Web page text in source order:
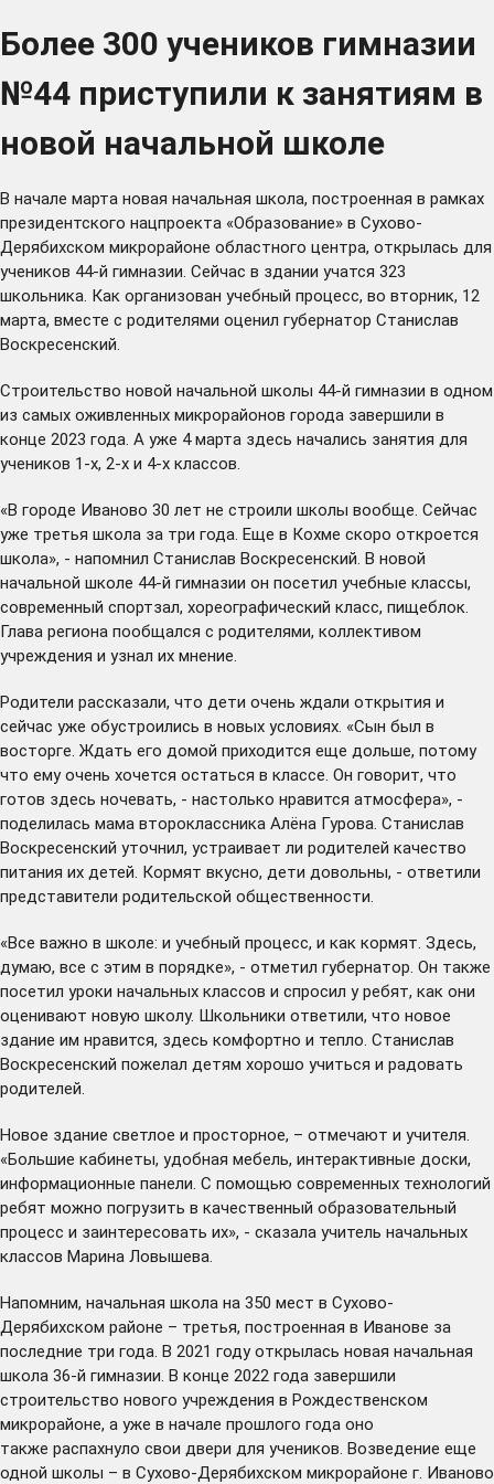
Более 300 учеников гимназии
№44 приступили к занятиям в
новой начальной школе
В начале марта новая начальная школа, построенная в рамках
президентского нацпроекта «Образование» в Сухово-
Дерябихском микрорайоне областного центра, открылась для
учеников 44-й гимназии. Сейчас в здании учатся 323
школьника. Как организован учебный процесс, во вторник, 12
марта, вместе с родителями оценил губернатор Станислав
Воскресенский.
Строительство новой начальной школы 44-й гимназии в одном
из самых оживленных микрорайонов города завершили в
конце 2023 года. А уже 4 марта здесь начались занятия для
учеников 1-х, 2-х и 4-х классов.
«В городе Иваново 30 лет не строили школы вообще. Сейчас
уже третья школа за три года. Еще в Кохме скоро откроется
школа», - напомнил Станислав Воскресенский. В новой
начальной школе 44-й гимназии он посетил учебные классы,
современный спортзал, хореографический класс, пищеблок.
Глава региона пообщался с родителями, коллективом
учреждения и узнал их мнение.
Родители рассказали, что дети очень ждали открытия и
сейчас уже обустроились в новых условиях. «Сын был в
восторге. Ждать его домой приходится еще дольше, потому
что ему очень хочется остаться в классе. Он говорит, что
готов здесь ночевать, - настолько нравится атмосфера», -
поделилась мама второклассника Алёна Гурова. Станислав
Воскресенский уточнил, устраивает ли родителей качество
питания их детей. Кормят вкусно, дети довольны, - ответили
представители родительской общественности.
«Все важно в школе: и учебный процесс, и как кормят. Здесь,
думаю, все с этим в порядке», - отметил губернатор. Он также
посетил уроки начальных классов и спросил у ребят, как они
оценивают новую школу. Школьники ответили, что новое
здание им нравится, здесь комфортно и тепло. Станислав
Воскресенский пожелал детям хорошо учиться и радовать
родителей.
Новое здание светлое и просторное, – отмечают и учителя.
«Большие кабинеты, удобная мебель, интерактивные доски,
информационные панели. С помощью современных технологий
ребят можно погрузить в качественный образовательный
процесс и заинтересовать их», - сказала учитель начальных
классов Марина Ловышева.
Напомним, начальная школа на 350 мест в Сухово-
Дерябихском районе – третья, построенная в Иванове за
последние три года. В 2021 годуоткрылась новая начальная
школа 36-й гимназии. В конце 2022 года завершили
строительство нового учреждения в Рождественском
микрорайоне, а уже в начале прошлого года оно
также распахнуло свои двери для учеников. Возведение еще
одной школы – в Сухово-Дерябихском микрорайоне г. Иваново